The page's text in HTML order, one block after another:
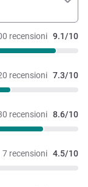
recensioni 9.1/10
recensioni 7.3/10
recensioni 8.6/10
7 recensioni 4.5/10